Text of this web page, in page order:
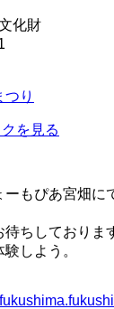
化財
り
ーもぴあ宮畑に
ちしておりま
しよう。